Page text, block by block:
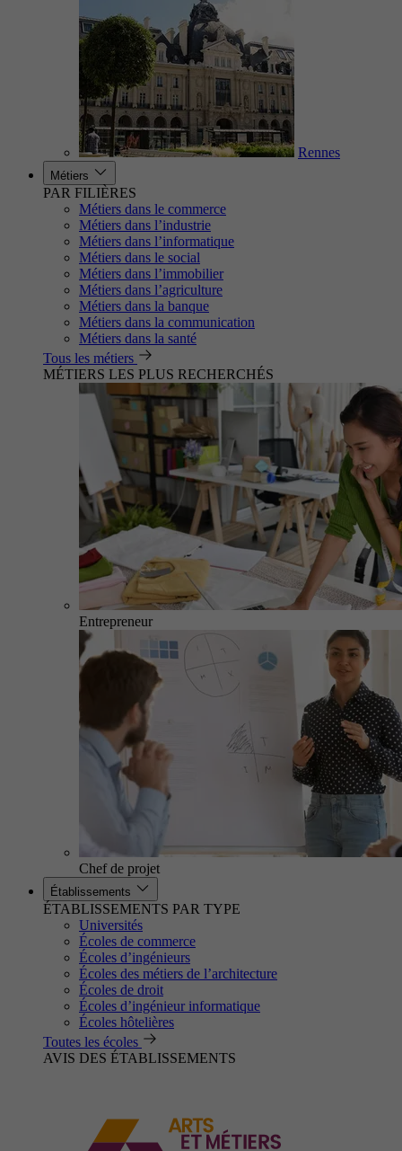
Rennes
Métiers
PAR FILIÈRES
Métiers dans le commerce
Métiers dans l’industrie
Métiers dans l’informatique
Métiers dans le social
Métiers dans l’immobilier
Métiers dans l’agriculture
Métiers dans la banque
Métiers dans la communication
Métiers dans la santé
Tous les métiers
MÉTIERS LES PLUS RECHERCHÉS
Entrepreneur
Chef de projet
Établissements
ÉTABLISSEMENTS PAR TYPE
Universités
Écoles de commerce
Écoles d’ingénieurs
Écoles des métiers de l’architecture
Écoles de droit
Écoles d’ingénieur informatique
Écoles hôtelières
Toutes les écoles
AVIS DES ÉTABLISSEMENTS